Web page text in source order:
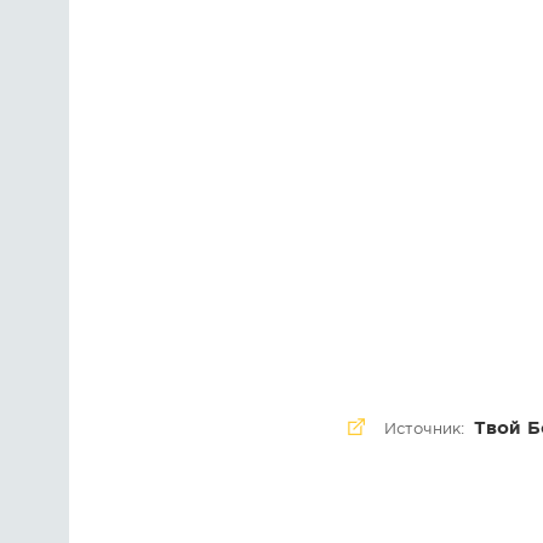
Источник: Твой